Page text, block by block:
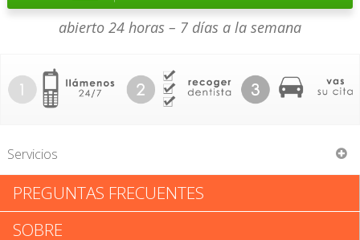
abierto 24 horas – 7 días a la semana
Servicios
Christopher Tadeosz Pawelek
PREGUNTAS FRECUENTES
SOBRE